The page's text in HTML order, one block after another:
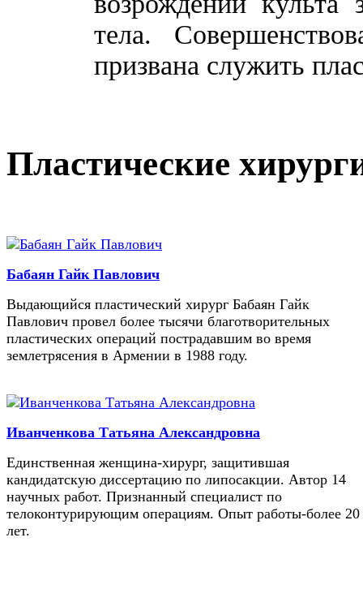
тела.
призвана служить
Пластические
Бабаян Гайк Павлович
Выдающийся пластический хирург Бабаян Гайк
Павлович провел более тысячи благотворительных
пластических операций пострадавшим во время
землетрясения в Армении в 1988 году.
Иванченкова Татьяна Александровна
Единственная женщина-хирург, защитившая
кандидатскую диссертацию по липосакции. Автор 14
научных работ. Признанный специалист по
телоконтурирующим операциям. Опыт работы-более 20
лет.